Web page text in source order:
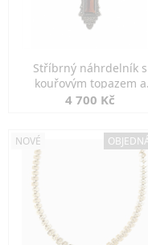
Stříbrný náhrdelník s
kouřovým topazem a
markazity
4 700 Kč
NOVÉ